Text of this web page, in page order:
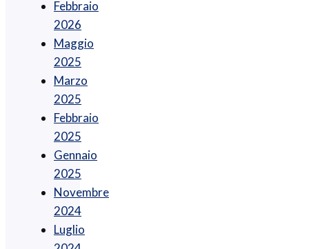
Febbraio
2026
Maggio
2025
Marzo
2025
Febbraio
2025
Gennaio
2025
Novembre
2024
Luglio